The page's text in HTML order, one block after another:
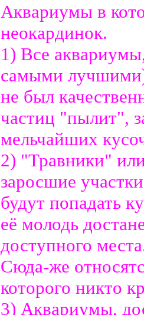
Аквариумы в
неокардинок.
1) Все
самыми
не был
частиц "пылит",
мельчайших
2) "Травники"
заросшие
будут попадать
её молодь
доступного
Сюда-же
которого никто
3) Аквариумы,